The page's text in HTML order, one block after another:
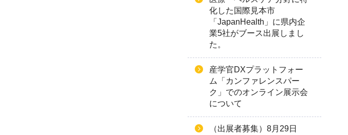
化した国際見本市
「JapanHealth」に県内企
業5社がブース出展しまし
た。
産学官DXプラットフォー
ム「カンファレンスパー
ク」でのオンライン展示会
について
（出展者募集）8月29日